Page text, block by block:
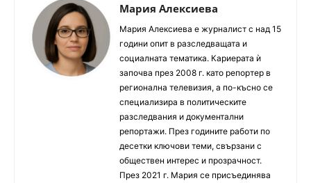
Мария Алексиева
Мария Алексиева е журналист с над 15
години опит в разследващата и
социалната тематика. Кариерата ѝ
започва през 2008 г. като репортер в
регионална телевизия, а по-късно се
специализира в политическите
разследвания и документални
репортажи. През годините работи по
десетки ключови теми, свързани с
обществен интерес и прозрачност.
През 2021 г. Мария се присъединява